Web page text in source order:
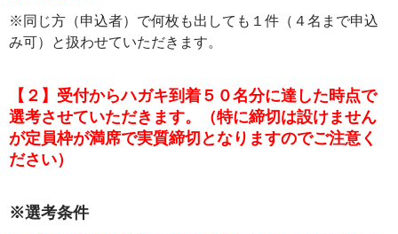
※同じ方（申込者）で何枚も出しても１件（４名まで申込
み可）と扱わせていただきます。
【２】受付からハガキ到着５０名分に達した時点で
選考させていただきます。（特に締切は設けません
が定員枠が満席で実質締切となりますのでご注意く
ださい）
※選考条件